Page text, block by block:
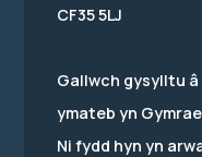
CF35 5LJ
Gallwch gysylltu â
ymateb yn
Ni fydd hyn yn